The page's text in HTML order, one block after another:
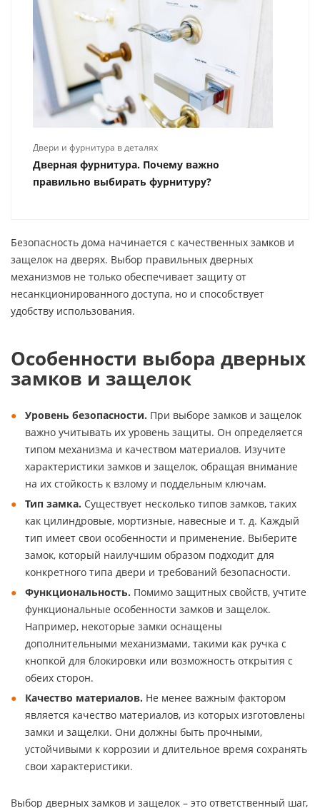
Двери и фурнитура в деталях
Дверная фурнитура. Почему важно
правильно выбирать фурнитуру?
Безопасность дома начинается с качественных замков и
защелок на дверях. Выбор правильных дверных
механизмов не только обеспечивает защиту от
несанкционированного доступа, но и способствует
удобству использования.
Особенности выбора дверных
замков и защелок
Уровень безопасности. При выборе замков и защелок
важно учитывать их уровень защиты. Он определяется
типом механизма и качеством материалов. Изучите
характеристики замков и защелок, обращая внимание
на их стойкость к взлому и поддельным ключам.
Тип замка. Существует несколько типов замков, таких
как цилиндровые, мортизные, навесные и т. д. Каждый
тип имеет свои особенности и применение. Выберите
замок, который наилучшим образом подходит для
конкретного типа двери и требований безопасности.
Функциональность. Помимо защитных свойств, учтите
функциональные особенности замков и защелок.
Например, некоторые замки оснащены
дополнительными механизмами, такими как ручка с
кнопкой для блокировки или возможность открытия с
обеих сторон.
Качество материалов. Не менее важным фактором
является качество материалов, из которых изготовлены
замки и защелки. Они должны быть прочными,
устойчивыми к коррозии и длительное время сохранять
свои характеристики.
Выбор дверных замков и защелок – это ответственный шаг,